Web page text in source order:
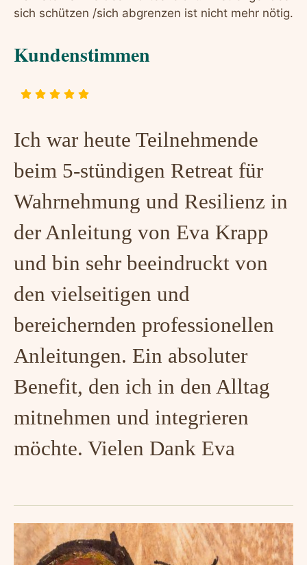
sich schützen /sich abgrenzen ist nicht mehr nötig.
Kundenstimmen
Ich war heute Teilnehmende
beim 5-stündigen Retreat für
Wahrnehmung und Resilienz in
der Anleitung von Eva Krapp
und bin sehr beeindruckt von
den vielseitigen und
bereichernden professionellen
Anleitungen. Ein absoluter
Benefit, den ich in den Alltag
mitnehmen und integrieren
möchte. Vielen Dank Eva